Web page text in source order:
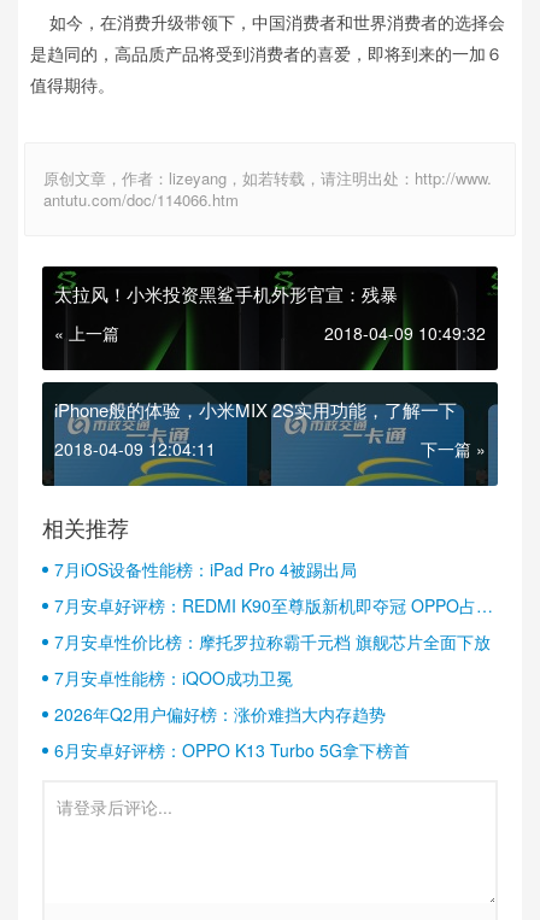
如今，在消费升级带领下，中国消费者和世界消费者的选择会
是趋同的，高品质产品将受到消费者的喜爱，即将到来的一加６
值得期待。
原创文章，作者：lizeyang，如若转载，请注明出处：http://www.
antutu.com/doc/114066.htm
太拉风！小米投资黑鲨手机外形官宣：残暴
« 上一篇 2018-04-09 10:49:32
iPhone般的体验，小米MIX 2S实用功能，了解一下
2018-04-09 12:04:11 下一篇 »
相关推荐
7月iOS设备性能榜：iPad Pro 4被踢出局
7月安卓好评榜：REDMI K90至尊版新机即夺冠 OPPO占据
半壁江山
7月安卓性价比榜：摩托罗拉称霸千元档 旗舰芯片全面下放
7月安卓性能榜：iQOO成功卫冕
2026年Q2用户偏好榜：涨价难挡大内存趋势
6月安卓好评榜：OPPO K13 Turbo 5G拿下榜首